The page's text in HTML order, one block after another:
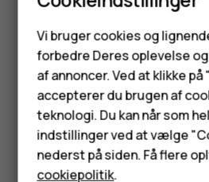
Smartphones
Feature-
Tilbehør
HMD Terra M
Tablets
dine venner og din familie kan se
Tryk på det billede, du vil
Vælg, hvordan du vil dele
Synes du, dette var nyttigt?
Vi bruger cookies og
forbedre Deres oplevelse
af annoncer. Ved at klikke
accepterer du brugen af
teknologi. Du kan når som
indstillinger ved at vælge
nederst på siden. Få flere
cookiepolitik.